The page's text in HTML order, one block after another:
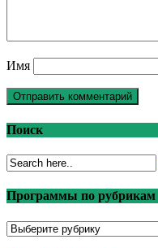
Имя
Поиск
Программы по рубрикам
Программы